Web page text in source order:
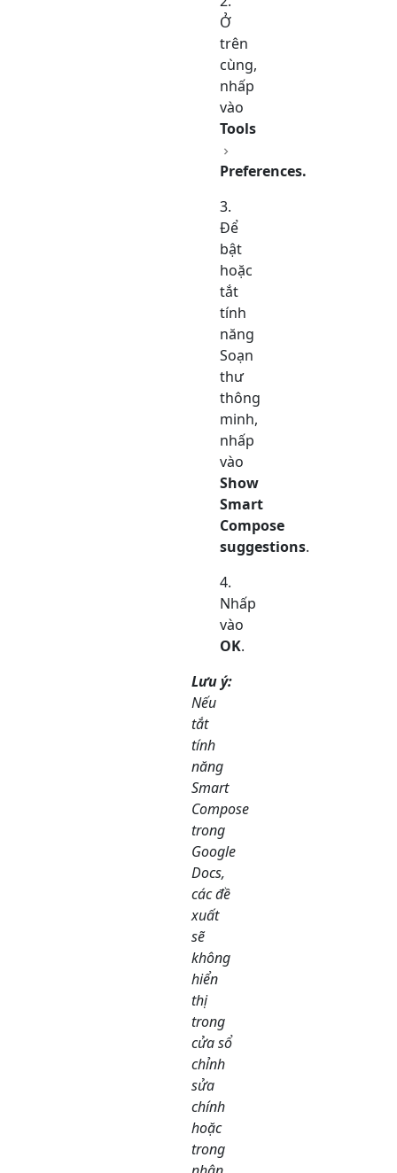
Ở
trên
cùng,
nhấp
vào
Tools
Preferences.
Để
bật
hoặc
tắt
tính
năng
Soạn
thư
thông
minh,
nhấp
vào
Show
Smart
Compose
suggestions.
Nhấp
vào
OK.
Lưu ý:
Nếu
tắt
tính
năng
Smart
Compose
trong
Google
Docs,
các đề
xuất
sẽ
không
hiển
thị
trong
cửa sổ
chỉnh
sửa
chính
hoặc
trong